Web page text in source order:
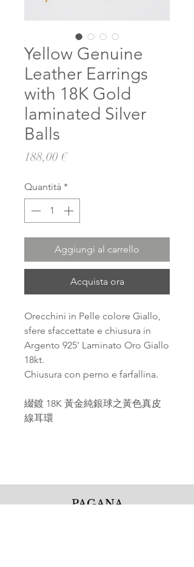
Yellow Genuine
Leather Earrings
with 18K Gold
laminated Silver
Balls
188,00 €Prezzo
Quantità *
Aggiungi al carrello
Acquista ora
Orecchini in Pelle colore Giallo,
sfere sfaccettate e chiusura in
Argento 925' Laminato Oro Giallo
18kt.
Chiusura con perno e farfallina.
綴鍍 18K 黃金純銀球之黃色真皮
線耳環
PAGANA